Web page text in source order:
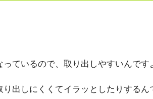
ているので、取り出しやすいんです
出しにくくてイラッとしたりするん